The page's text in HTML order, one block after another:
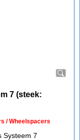
7 (steek:
/ Wheelspacers
Systeem 7